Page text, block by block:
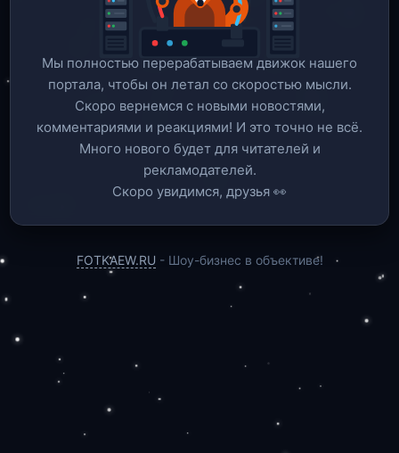
Мы полностью перерабатываем движок нашего
портала, чтобы он летал со скоростью мысли.
Скоро вернемся c новыми новостями,
комментариями и реакциями! И это точно не всё.
Много нового будет для читателей и
рекламодателей.
Скоро увидимся, друзья 👀
FOTKAEW.RU - Шоу-бизнес в объективе!